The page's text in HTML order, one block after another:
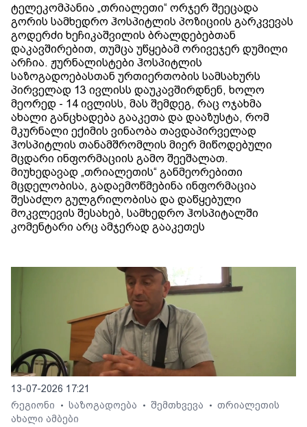
ტელეკომპანია „თრიალეთი“ ორჯერ შეეცადა
გორის სამხედრო ჰოსპიტლის პოზიციის გარკვევას
გოდერძი ხეჩიკაშვილის ბრალდებებთან
დაკავშირებით, თუმცა უწყებამ ორივეჯერ დუმილი
არჩია. ჟურნალისტები ჰოსპიტლის
საზოგადოებასთან ურთიერთობის სამსახურს
პირველად 13 ივლისს დაუკავშირდნენ, ხოლო
მეორედ - 14 ივლისს, მას შემდეგ, რაც ოჯახმა
ახალი განცხადება გააკეთა და დააზუსტა, რომ
მკურნალი ექიმის ვინაობა თავდაპირველად
ჰოსპიტლის თანამშრომლის მიერ მიწოდებული
მცდარი ინფორმაციის გამო შეეშალათ.
მიუხედავად „თრიალეთის“ განმეორებითი
მცდელობისა, გადაემოწმებინა ინფორმაცია
შესაძლო გულგრილობისა და დაწყებული
მოკვლევის შესახებ, სამხედრო ჰოსპიტალში
კომენტარი არც ამჯერად გააკეთეს
13-07-2026 17:21
რეგიონი
• საზოგადოება • შემთხვევა • თრიალეთის
ახალი ამბები